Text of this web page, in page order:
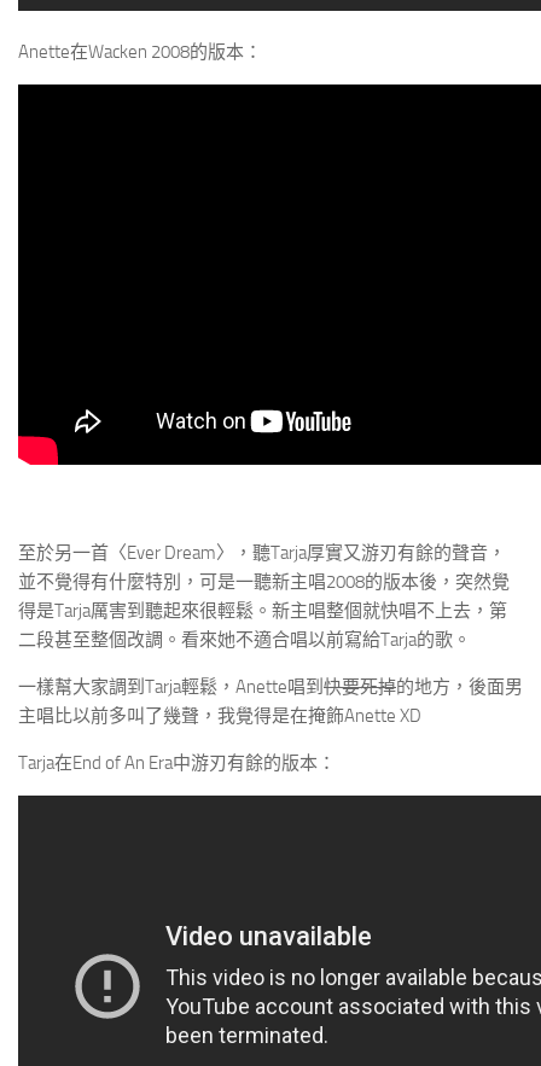
Anette在Wacken 2008的版本：
至於另一首〈Ever Dream〉，聽Tarja厚實又游刃有餘的聲音，
並不覺得有什麼特別，可是一聽新主唱2008的版本後，突然覺
得是Tarja厲害到聽起來很輕鬆。新主唱整個就快唱不上去，第
二段甚至整個改調。看來她不適合唱以前寫給Tarja的歌。
一樣幫大家調到Tarja輕鬆，Anette唱到 快要死掉的地方，後面男
主唱比以前多叫了幾聲，我覺得是在掩飾Anette XD
Tarja在End of An Era中游刃有餘的版本：